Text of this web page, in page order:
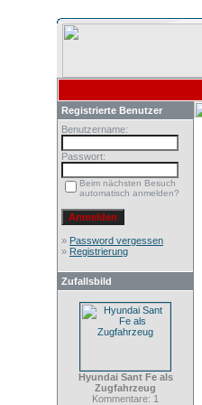
Registrierte Benutzer
Benutzername:
Passwort:
Beim nächsten Besuch
automatisch anmelden?
» Password vergessen
» Registrierung
Zufallsbild
Hyundai Sant Fe als
Zugfahrzeug
Kommentare: 1